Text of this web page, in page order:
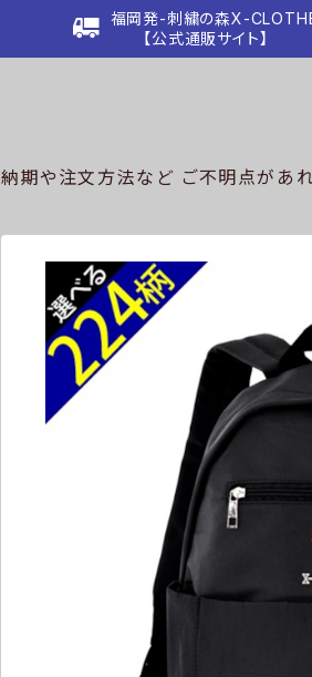
福岡発-刺繍の森X-
【公式通販サイト】
納期や注文方法など ご不明点があれ